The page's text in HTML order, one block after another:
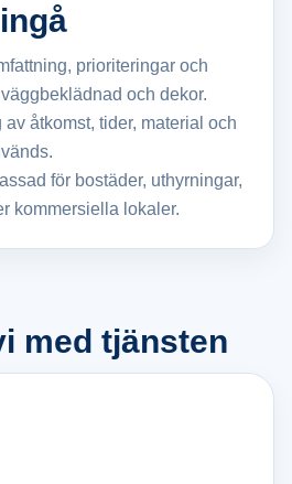
prioriteringar och
och dekor.
åtkomst, tider, material och
för bostäder, uthyrningar,
kommersiella lokaler.
med tjänsten